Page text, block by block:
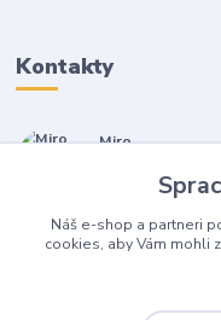
Kontakty
Miro
(Po-Pia, 7-17
Náš e-shop a partneri
cookies, aby Vám mohli